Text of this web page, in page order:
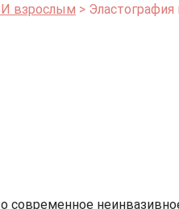
взрослым Эластография
современное